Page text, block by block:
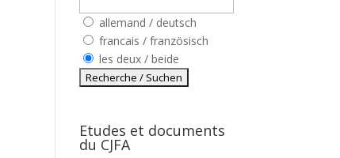
allemand / deutsch
francais / französisch
les deux / beide
Etudes et documents
du CJFA